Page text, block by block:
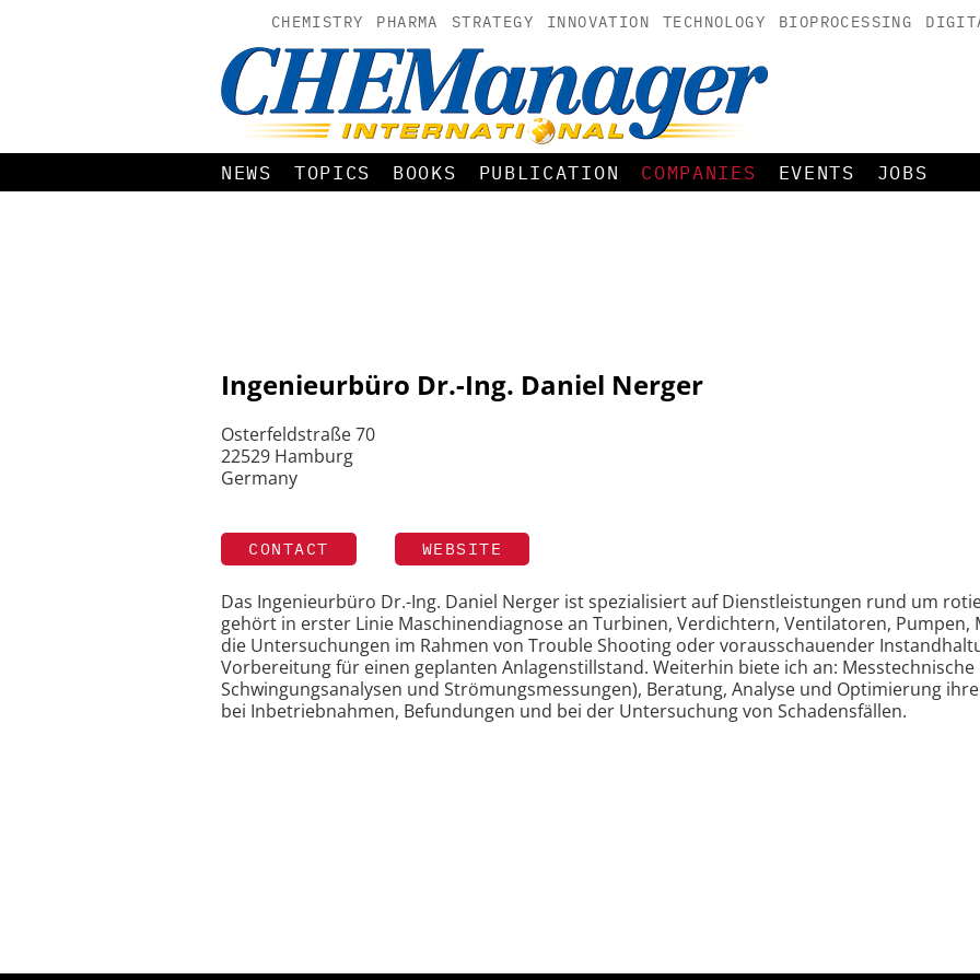
CHEMISTRY PHARMA STRATEGY INNOVATION TECHNOLOGY BIOPROCESSING
NEWS TOPICS BOOKS PUBLICATION COMPANIES EVENTS JOBS
Ingenieurbüro Dr.-Ing. Daniel Nerger
Osterfeldstraße 70
22529 Hamburg
Germany
CONTACT WEBSITE
Das Ingenieurbüro Dr.-Ing. Daniel Nerger ist spezialisiert auf Dienstleistungen rund um
gehört in erster Linie Maschinendiagnose an Turbinen, Verdichtern, Ventilatoren,
die Untersuchungen im Rahmen von Trouble Shooting oder vorausschauender
Vorbereitung für einen geplanten Anlagenstillstand. Weiterhin biete ich an: Messtechnische
Schwingungsanalysen und Strömungsmessungen), Beratung, Analyse und Optimierung
bei Inbetriebnahmen, Befundungen und bei der Untersuchung von Schadensfällen.